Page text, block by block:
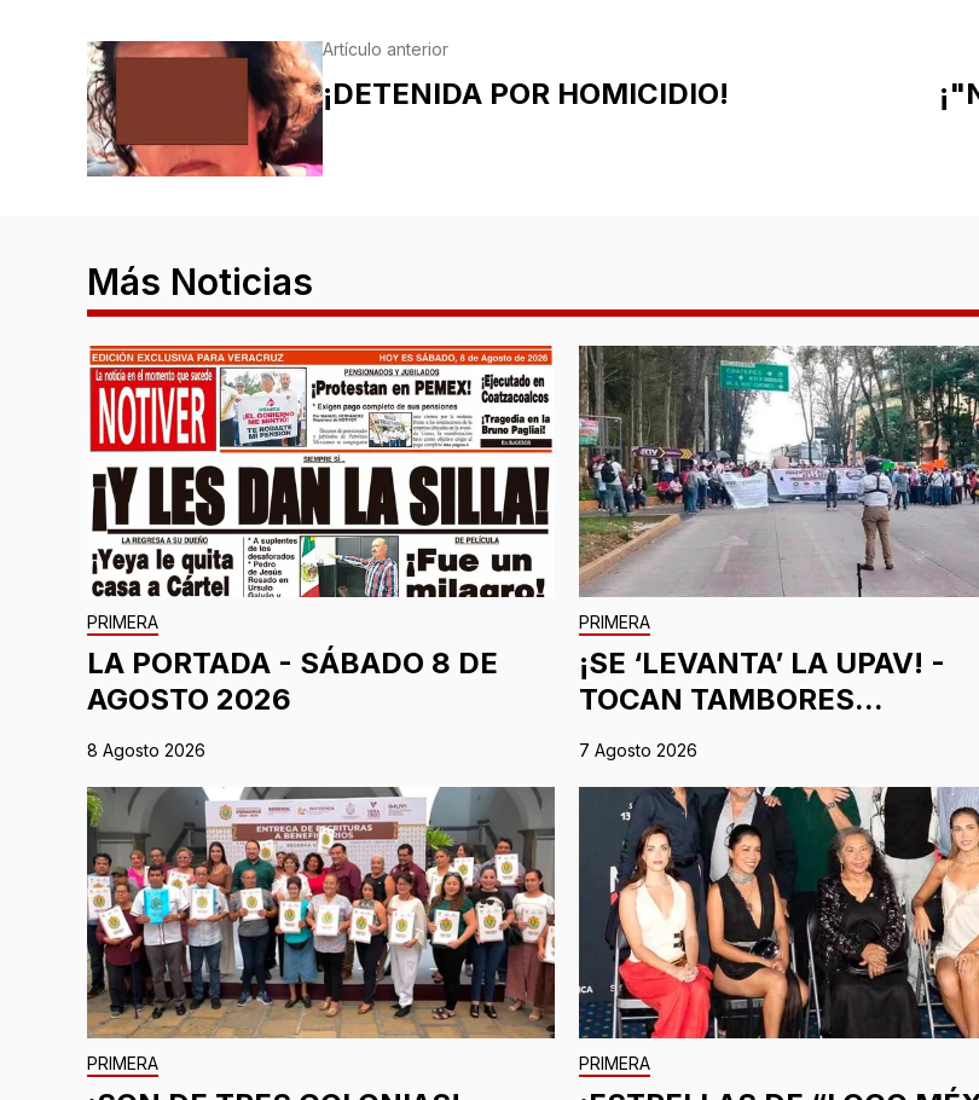
Artículo anterior
¡DETENIDA POR HOMICIDIO!
Más Noticias
PRIMERA
LA PORTADA - SÁBADO 8 DE
AGOSTO 2026
8 Agosto 2026
PRIMERA
¡SE ‘LEVANTA’ LA UPAV! -
TOCAN TAMBORES...
7 Agosto 2026
PRIMERA PRIMERA